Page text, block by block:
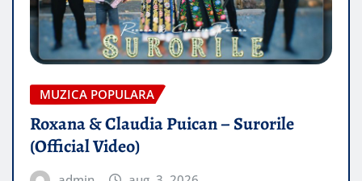
MUZICA POPULARA
Roxana & Claudia Puican – Surorile
(Official Video)